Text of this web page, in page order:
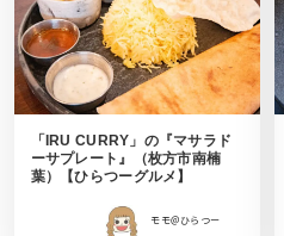
「IRU CURRY」の『マサラド
ーサプレート』（枚方市南楠
葉）【ひらつーグルメ】
モモ＠ひらつー